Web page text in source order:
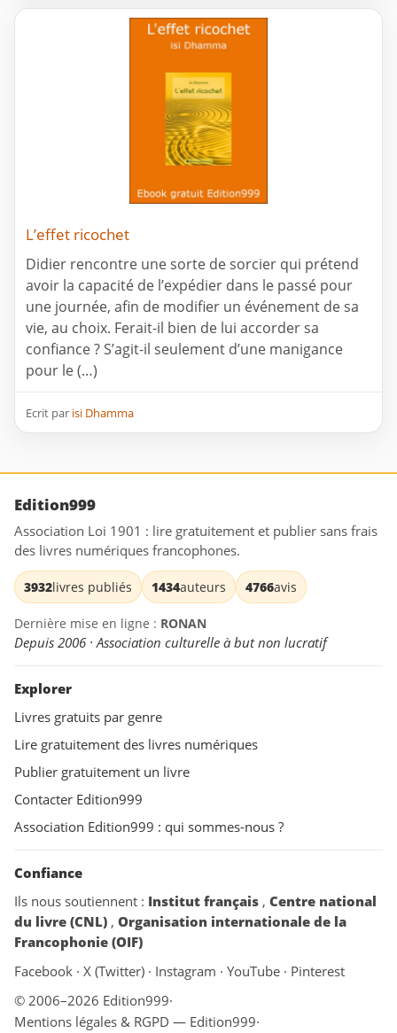
L’effet ricochet
Didier rencontre une sorte de sorcier qui prétend
avoir la capacité de l’expédier dans le passé pour
une journée, afin de modifier un événement de sa
vie, au choix. Ferait-il bien de lui accorder sa
confiance ? S’agit-il seulement d’une manigance
pour le (…)
Ecrit par isi Dhamma
Edition999
Association Loi 1901 : lire gratuitement et publier sans frais
des livres numériques francophones.
3932livres publiés 1434auteurs 4766avis
Dernière mise en ligne : RONAN
Depuis 2006 · Association culturelle à but non lucratif
Explorer
Livres gratuits par genre
Lire gratuitement des livres numériques
Publier gratuitement un livre
Contacter Edition999
Association Edition999 : qui sommes-nous ?
Confiance
Ils nous soutiennent : Institut français , Centre national
du livre (CNL) , Organisation internationale de la
Francophonie (OIF)
Facebook · X (Twitter) · Instagram · YouTube · Pinterest
© 2006–2026 Edition999·
Mentions légales & RGPD — Edition999·